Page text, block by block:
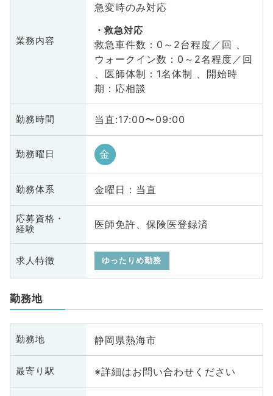
業務内容
急変時のみ対応
救急対応
救急車件数：0～2台程度／回 、
ウォークイン数：0～2名程度／回
、医師体制：1名体制 、開始時
期：応相談
勤務時間 当直:17:00〜09:00
勤務曜日 金
勤務体系 金曜日 : 当直
応募資格・
経験
医師免許、保険医登録済
求人特徴 ゆったりめ勤務
勤務地
勤務地 静岡県熱海市
最寄り駅 ※詳細はお問い合わせください